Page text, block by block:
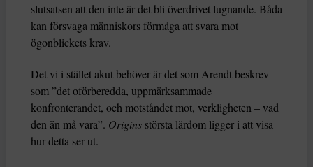
slutsatsen att den inte är det bli överdrivet lugnande. Båda
kan försvaga människors förmåga att svara mot
ögonblickets krav.
Det vi i stället akut behöver är det som Arendt beskrev
som ”det oförberedda, uppmärksammade
konfronterandet, och motståndet mot, verkligheten – vad
den än må vara”. Origins största lärdom ligger i att visa
hur detta ser ut.